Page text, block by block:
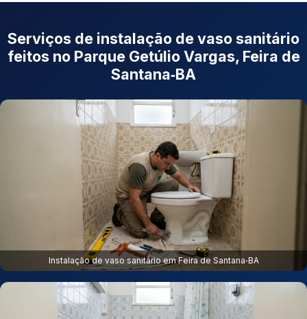
Serviços de instalação de vaso sanitário
feitos no Parque Getúlio Vargas, Feira de
Santana‑BA
Instalação de vaso sanitário em Feira de Santana‑BA